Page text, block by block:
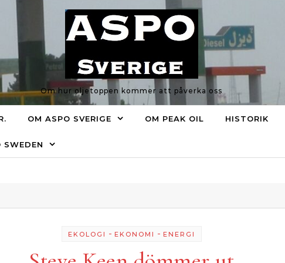
Om hur oljetoppen kommer att påverka oss
OM ASPO SVERIGE OM PEAK OIL HISTORIK
EKOLOGI - EKONOMI - ENERGI